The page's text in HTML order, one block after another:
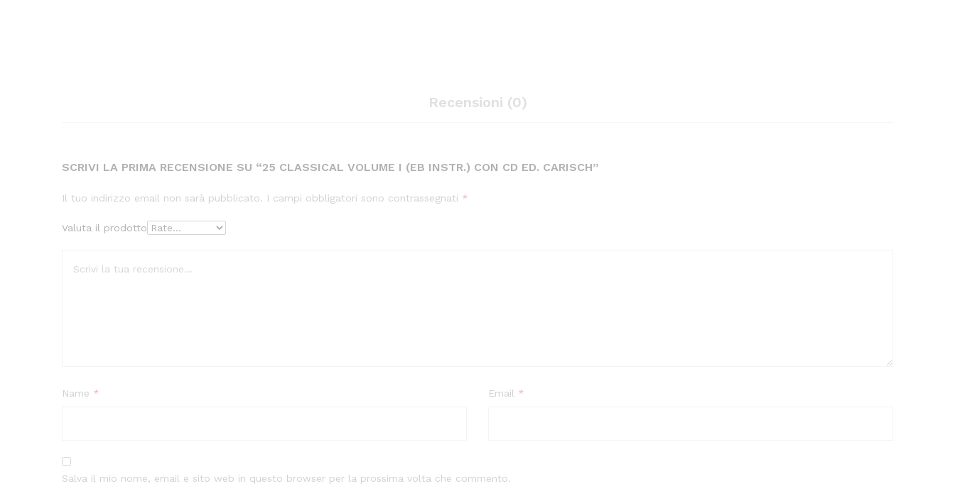
Recensioni (0)
SCRIVI LA PRIMA RECENSIONE SU “25 CLASSICAL VOLUME I (EB INSTR.) CON CD ED. CARISCH”
Il tuo indirizzo email non sarà pubblicato. I campi obbligatori sono contrassegnati *
Valuta il prodotto
Name * Email *
Salva il mio nome, email e sito web in questo browser per la prossima volta che commento.